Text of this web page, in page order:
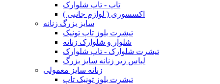
تاپ - تاپ شلوارک
اکسسوری ( لوازم جانبی )
سایز بزرگ زنانه
تیشرت بلوز تاپ تونیک
شلوار و شلوارک زنانه
تیشرت شلوارک - تاپ شلوارک
لباس زیر زنانه سایز بزرگ
زنانه سایز معمولی
تیشرت بلوز تونیک تاپ